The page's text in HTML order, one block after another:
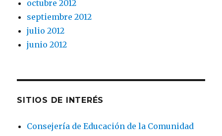
octubre 2012
septiembre 2012
julio 2012
junio 2012
SITIOS DE INTERÉS
Consejería de Educación de la Comunidad